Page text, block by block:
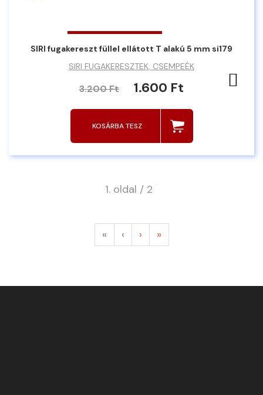
SIRI fugakereszt füllel ellátott T alakú 5 mm si179
SIRI FUGAKERESZTEK, CSEMPEÉK
3.200 Ft 1.600 Ft
KOSÁRBA TESZ
1. oldal / 2
« ‹ › »